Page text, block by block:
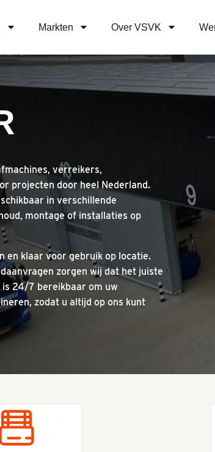
Markten Over VSVK
verreikers,
projecten door heel Nederland.
in verschillende
montage of installaties op
en klaar voor gebruik op locatie.
zorgen wij dat het juiste
24/7 bereikbaar om uw
zodat u altijd op ons kunt